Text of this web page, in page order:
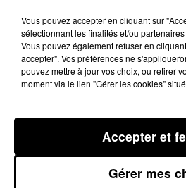
Mardi 27 mai:
20h30: "Le barbier de Séville"
Mercredi 28 mai:
17h30: "Plus loin que l'horizon"
19h00: apéro concert
Vous pouvez accepter en cliquant sur
sélectionnant les finalités et/ou
Vous pouvez également refuser en
accepter". Vos préférences ne
pouvez mettre à jour vos choix, ou retirer
moment via le lien "Gérer les cookies"
Gérer mes
Accepter et